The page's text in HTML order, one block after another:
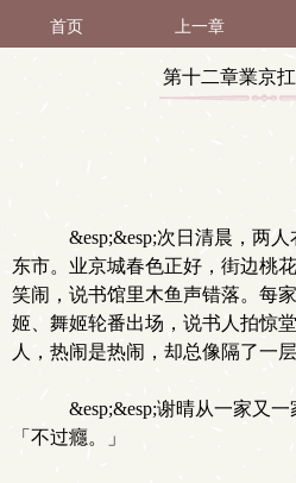
首页 上一章
第十二章業京
&esp;&esp;次日清晨，两
东市。业京城春色正好，街边桃
笑闹，说书馆里木鱼声错落。每
姬、舞姬轮番出场，说书人拍惊
人，热闹是热闹，却总像隔了一层
&esp;&esp;谢晴从一家又一
「不过癮。」